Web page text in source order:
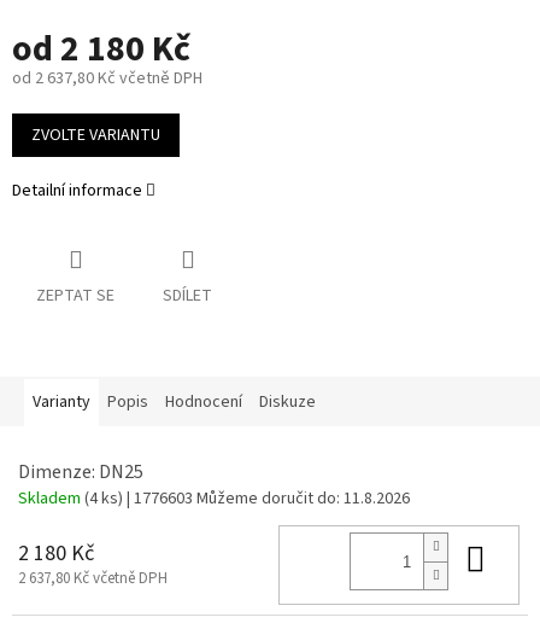
od 2 180 Kč
od 2 637,80 Kč včetně DPH
Měrná
cena:
ZVOLTE VARIANTU
Detailní informace
ZEPTAT SE SDÍLET
Varianty Popis Hodnocení Diskuze
Dimenze: DN25
Skladem (4 ks) | 1776603 Můžeme doručit do: 11.8.2026
2 180 Kč
2 637,80 Kč včetně DPH